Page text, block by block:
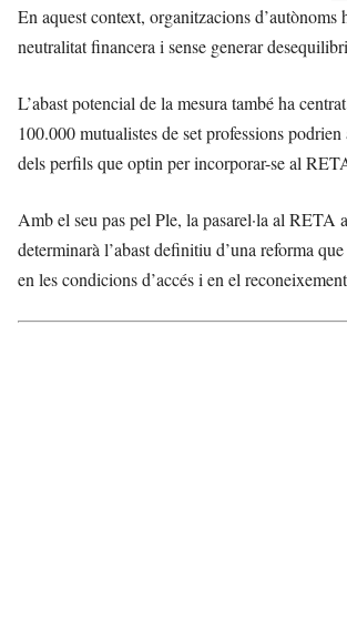
En aquest context, organitzacions
neutralitat financera i sense generar
L’abast potencial de la mesura també ha
100.000 mutualistes de set professions
dels perfils que optin per incorporar-se al
Amb el seu pas pel Ple, la pasarel·la al
determinarà l’abast definitiu d’una reforma
en les condicions d’accés i en el